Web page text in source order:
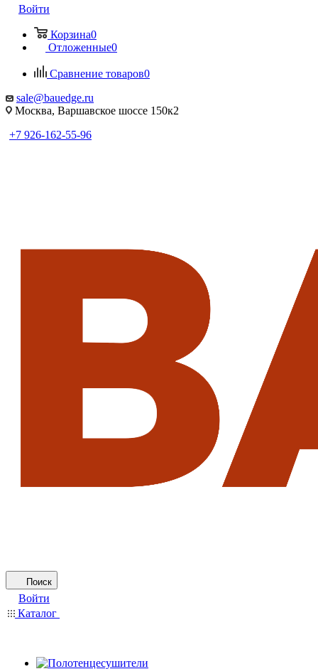
Войти
Корзина0
Отложенные0
Сравнение товаров0
sale@bauedge.ru
Москва, Варшавское шоссе 150к2
+7 926-162-55-96
Поиск
Войти
Каталог